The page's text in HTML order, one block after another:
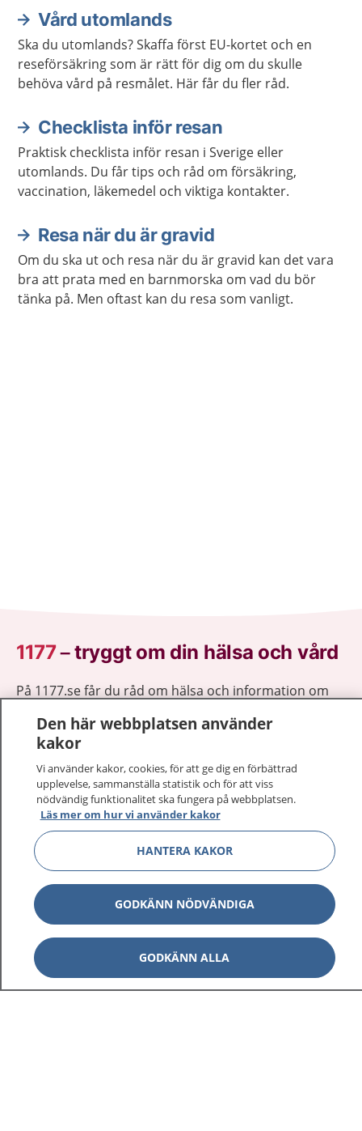
Vård utomlands
Ska du utomlands? Skaffa först EU-kortet och en
reseförsäkring som är rätt för dig om du skulle
behöva vård på resmålet. Här får du fler råd.
Checklista inför resan
Praktisk checklista inför resan i Sverige eller
utomlands. Du får tips och råd om försäkring,
vaccination, läkemedel och viktiga kontakter.
Resa när du är gravid
Om du ska ut och resa när du är gravid kan det vara
bra att prata med en barnmorska om vad du bör
tänka på. Men oftast kan du resa som vanligt.
1177–tryggt om din hälsa och vård
På 1177.se får du råd om hälsa och information om
Logga in för att läsa din journal och göra dina
vårdärenden. Ring telefonnummer 1177 för
sjukvårdsrådgivning dygnet runt.
1177 ger dig råd när du vill må bättre.
1177 på flera språk Visa
Om 1177
Kontakt Visa
Den här webbplatsen använder
kakor
Vi använder kakor, cookies, för att ge dig en förbättrad
upplevelse, sammanställa statistik och för att viss
nödvändig funktionalitet ska fungera på webbplatsen.
Läs mer om hur vi använder kakor
HANTERA KAKOR
GODKÄNN NÖDVÄNDIGA
GODKÄNN ALLA